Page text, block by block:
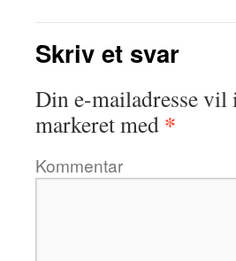
Skriv et svar
Din e-mailadresse
markeret med *
Kommentar